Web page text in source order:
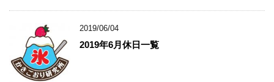
2019/06/04
2019年6月休日一覧